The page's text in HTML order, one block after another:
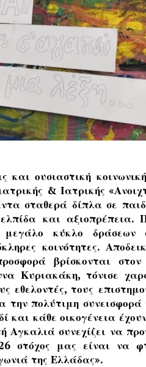
και ουσιαστική
& Ιατρικής
σταθερά δίπλα σε
και αξιοπρέπεια.
μεγάλο κύκλο
κοινότητες.
βρίσκονται
Κυριακάκη, τόνισε
τους
την πολύτιμη
κάθε οικογένεια
Αγκαλιά συνεχίζει να
στόχος μας είναι να
της Ελλάδας».